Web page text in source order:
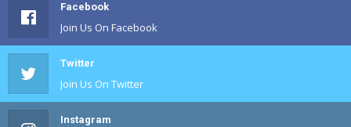
Facebook
Join Us On Facebook
Twitter
Join Us On Twitter
Instagram